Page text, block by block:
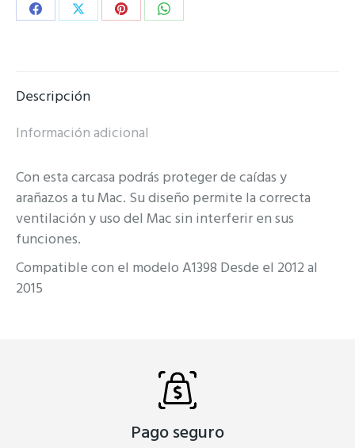
Share
Share
Share
Share
Descripción
Información adicional
Con esta carcasa podrás proteger de caídas y
arañazos a tu Mac. Su diseño permite la correcta
ventilación y uso del Mac sin interferir en sus
funciones.
Compatible con el modelo A1398 Desde el 2012 al
2015
Pago seguro